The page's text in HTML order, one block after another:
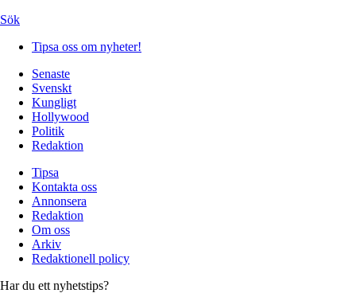
Sök
Tipsa oss om nyheter!
Senaste
Svenskt
Kungligt
Hollywood
Politik
Redaktion
Tipsa
Kontakta oss
Annonsera
Redaktion
Om oss
Arkiv
Redaktionell policy
Har du ett nyhetstips?